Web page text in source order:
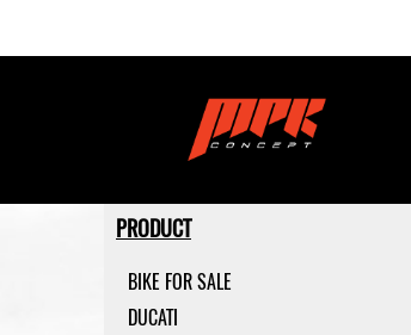
PRODUCT
BIKE FOR SALE
DUCATI